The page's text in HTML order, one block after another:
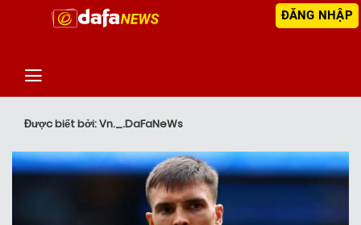
ĐĂNG NHẬP
Được biết bởi: Vn._.DaFaNeWs